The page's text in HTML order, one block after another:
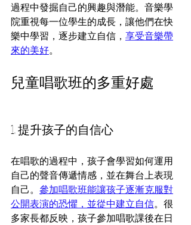
過程中發掘自己的興趣與潛能。音樂學
院重視每一位學生的成長，讓他們在快
樂中學習，逐步建立自信， 享受音樂帶
來的美好。
兒童唱歌班的多重好處
1. 提升孩子的自信心
在唱歌的過程中，孩子會學習如何運用
自己的聲音傳遞情感，並在舞台上表現
自己。 參加唱歌班能讓孩子逐漸克服對
公開表演的恐懼，並從中建立自信。很
多家長都反映，孩子參加唱歌課後在日